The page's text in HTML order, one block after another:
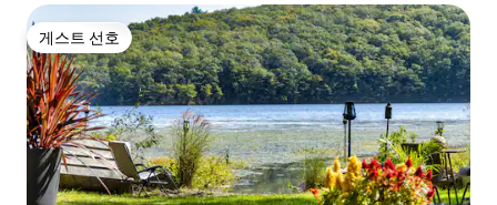
게스트 선호
게스트 선호